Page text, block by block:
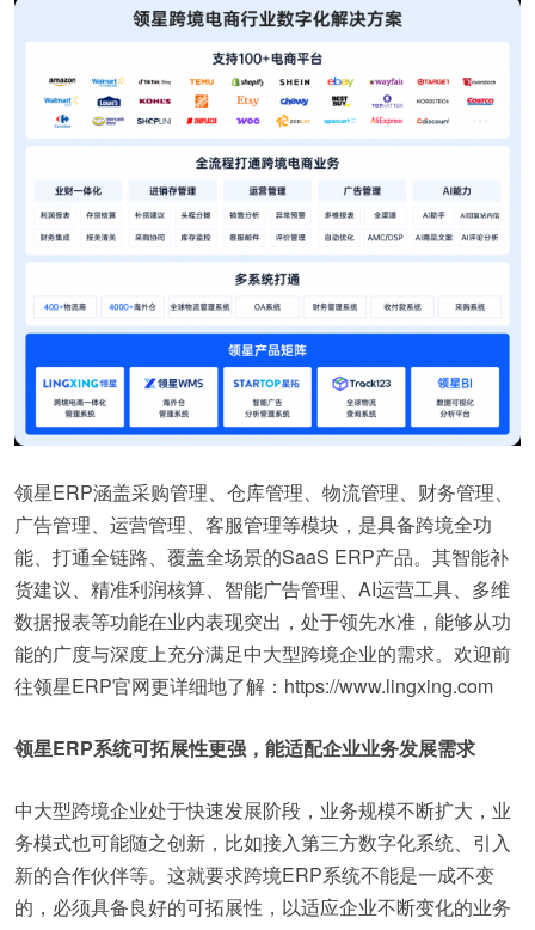
领星ERP涵盖采购管理、仓库管理、物流管理、财务管理、
广告管理、运营管理、客服管理等模块，是具备跨境全功
能、打通全链路、覆盖全场景的SaaS ERP产品。其智能补
货建议、精准利润核算、智能广告管理、AI运营工具、多维
数据报表等功能在业内表现突出，处于领先水准，能够从功
能的广度与深度上充分满足中大型跨境企业的需求。欢迎前
往领星ERP官网更详细地了解：https://www.lingxing.com
领星ERP系统可拓展性更强，能适配企业业务发展需求
中大型跨境企业处于快速发展阶段，业务规模不断扩大，业
务模式也可能随之创新，比如接入第三方数字化系统、引入
新的合作伙伴等。这就要求跨境ERP系统不能是一成不变
的，必须具备良好的可拓展性，以适应企业不断变化的业务